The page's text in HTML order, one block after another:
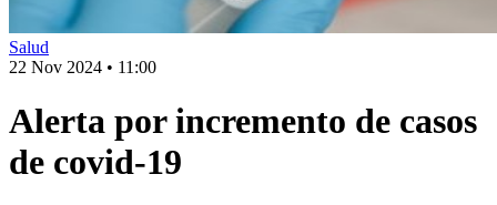
Salud
22 Nov 2024 • 11:00
Alerta por incremento de casos
de covid-19